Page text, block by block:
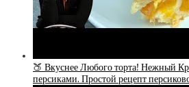
🍑 Вкуснее Любого торта! Нежный
персиками. Простой рецепт